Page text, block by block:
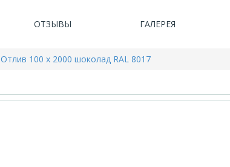
ОТЗЫВЫ ГАЛЕРЕЯ
Отлив 100 х 2000 шоколад RAL 8017